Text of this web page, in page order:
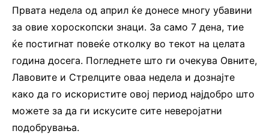
Првата недела од април ќе донесе многу убавини
за овие хороскопски знаци. За само 7 дена, тие
ќе постигнат повеќе отколку во текот на целата
година досега. Погледнете што ги очекува Овните,
Лавовите и Стрелците оваа недела и дознајте
како да го искористите овој период најдобро што
можете за да ги искусите сите неверојатни
подобрувања.